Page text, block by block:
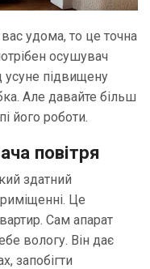
удома, то це точна
осушувач
усуне підвищену
Але давайте більш
його роботи.
повітря
здатний
Це
Сам апарат
вологу. Він дає
запобігти